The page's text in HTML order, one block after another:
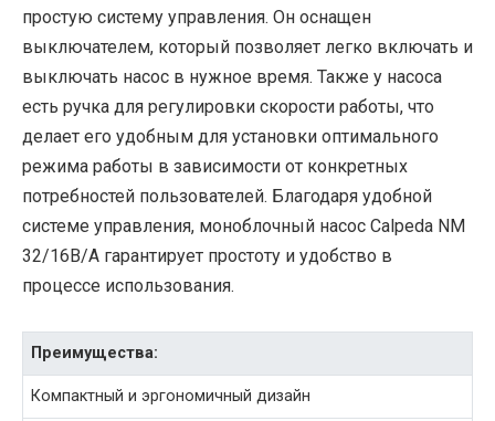
простую систему управления. Он оснащен
выключателем, который позволяет легко включать и
выключать насос в нужное время. Также у насоса
есть ручка для регулировки скорости работы, что
делает его удобным для установки оптимального
режима работы в зависимости от конкретных
потребностей пользователей. Благодаря удобной
системе управления, моноблочный насос Calpeda NM
32/16B/A гарантирует простоту и удобство в
процессе использования.
Преимущества:
Компактный и эргономичный дизайн